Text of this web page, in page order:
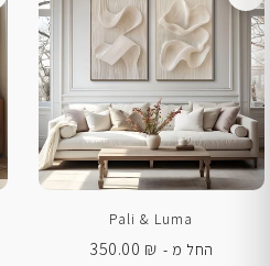
Pali & Luma
החל מ -
350.00 ₪